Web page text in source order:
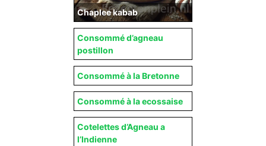
Chaplee kabab
Consommé à la Bretonne
Consommé à la ecossaise
Consommé d’agneau
postillon
Cotelettes d’Agneau a
l’Indienne